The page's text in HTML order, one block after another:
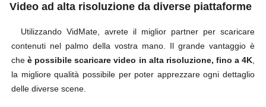
Video ad alta risoluzione da diverse piattaforme
Utilizzando VidMate, avrete il miglior partner per scaricare
contenuti nel palmo della vostra mano. Il grande vantaggio è
cheè possibile scaricare video in alta risoluzione, fino a 4K,
la migliore qualità possibile per poter apprezzare ogni dettaglio
delle diverse scene.